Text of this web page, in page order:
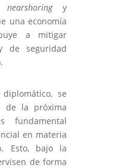
nearshoringy
una economía
a mitigar
de seguridad
se
de la próxima
fundamental
en materia
Esto, bajo la
de forma